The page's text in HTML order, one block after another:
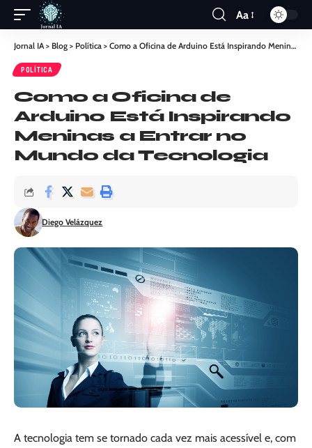
Aa
Jornal IA> Blog > Política > Como a Oficina de Arduino Está Inspirando Meninas a Entrar no Mundo da Tecnologia
POLÍTICA
Como a Oficina de
Arduino Está Inspirando
Meninas a Entrar no
Mundo da Tecnologia
Diego Velázquez
A tecnologia tem se tornado cada vez mais acessível e, com